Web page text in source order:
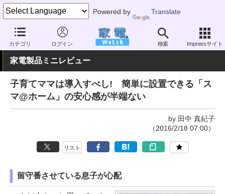
Powered by Translate
カテゴリ ログイン 検索 Impressサイト
家電 Watch その他・家電 防犯・防災用品
家電製品ミニレビュー
子育てママは導入すべし! 簡単に設置できる「ス
マ@ホーム」の安心感が半端ない
by 田中 真紀子
（2016/2/18 07:00）
リスト
留守番させている息子が心配